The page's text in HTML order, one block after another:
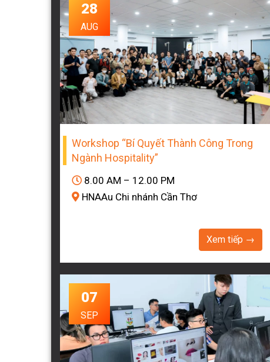
28
AUG
Workshop “Bí Quyết Thành Công Trong
Ngành Hospitality”
8.00 AM – 12.00 PM
HNAAu Chi nhánh Cần Thơ
Xem tiếp →
07
SEP